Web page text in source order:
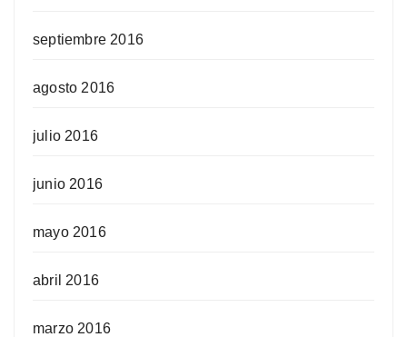
septiembre 2016
agosto 2016
julio 2016
junio 2016
mayo 2016
abril 2016
marzo 2016